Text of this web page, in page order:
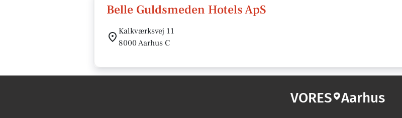
Belle Guldsmeden Hotels ApS
Kalkværksvej 11
8000 Aarhus C
VORES Aarhus